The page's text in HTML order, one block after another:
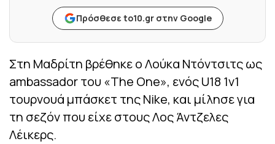
Πρόσθεσε to10.gr στην Google
Στη Μαδρίτη βρέθηκε ο Λούκα Ντόντσιτς ως
ambassador του «The One», ενός U18 1v1
τουρνουά μπάσκετ της Nike, και μίλησε για
τη σεζόν που είχε στους Λος Άντζελες
Λέικερς.